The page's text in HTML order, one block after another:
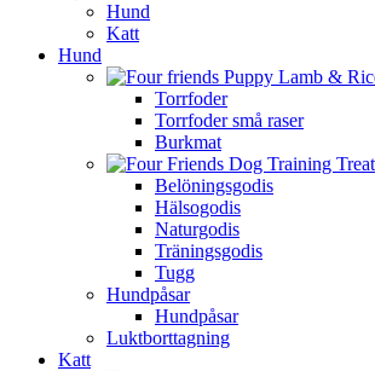
Hund
Katt
Hund
Torrfoder
Torrfoder små raser
Burkmat
Belöningsgodis
Hälsogodis
Naturgodis
Träningsgodis
Tugg
Hundpåsar
Hundpåsar
Luktborttagning
Katt